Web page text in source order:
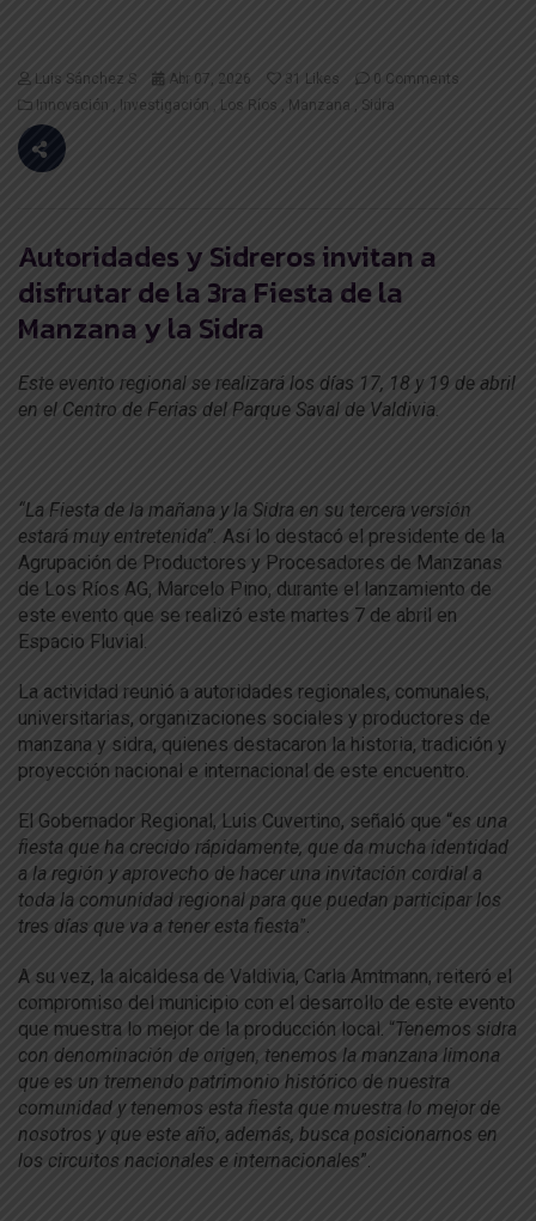
Luis Sánchez S Abr 07, 2026 31 Likes
0 Comments
Innovación
Investigación Los Ríos Manzana Sidra
Autoridades y Sidreros invitan a
disfrutar de la 3ra Fiesta de la
Manzana y la Sidra
Este evento regional se realizará los días 17, 18 y 19 de abril
en el Centro de Ferias del Parque Saval de Valdivia.
“La Fiesta de la mañana y la Sidra en su tercera versión
estará muy entretenida”. Así lo destacó el presidente de la
Agrupación de Productores y Procesadores de Manzanas
de Los Ríos AG, Marcelo Pino, durante el lanzamiento de
este evento que se realizó este martes 7 de abril en
Espacio Fluvial.
La actividad reunió a autoridades regionales, comunales,
universitarias, organizaciones sociales y productores de
manzana y sidra, quienes destacaron la historia, tradición y
proyección nacional e internacional de este encuentro.
El Gobernador Regional, Luis Cuvertino, señaló que “es una
fiesta que ha crecido rápidamente, que da mucha identidad
a la región y aprovecho de hacer una invitación cordial a
toda la comunidad regional para que puedan participar los
tres días que va a tener esta fiesta”.
A su vez, la alcaldesa de Valdivia, Carla Amtmann, reiteró el
compromiso del municipio con el desarrollo de este evento
que muestra lo mejor de la producción local. “Tenemos sidra
con denominación de origen, tenemos la manzana limona
que es un tremendo patrimonio histórico de nuestra
comunidad y tenemos esta fiesta que muestra lo mejor de
nosotros y que este año, además, busca posicionarnos en
los circuitos nacionales e internacionales”.